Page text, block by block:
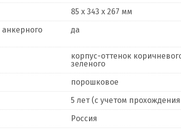
85 x 343 x 267 мм
да
корпус-оттенок
зеленого
порошковое
5 лет (с учетом
Россия